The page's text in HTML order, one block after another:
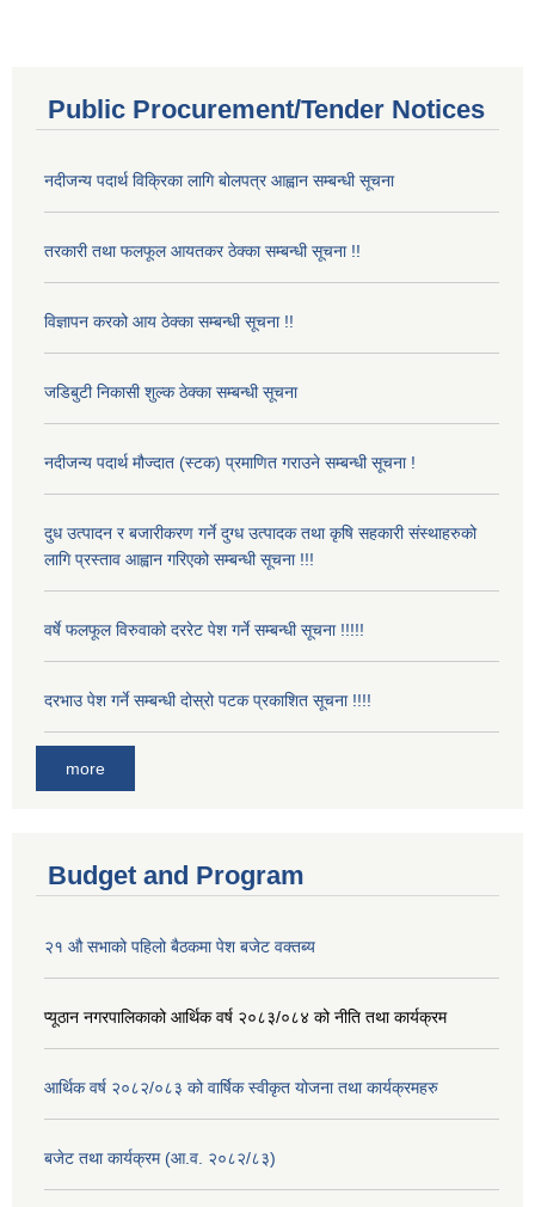
Public Procurement/Tender Notices
नदीजन्य पदार्थ विक्रिका लागि बोलपत्र आह्वान सम्बन्धी सूचना
तरकारी तथा फलफूल आयतकर ठेक्का सम्बन्धी सूचना !!
विज्ञापन करको आय ठेक्का सम्बन्धी सूचना !!
जडिबुटी निकासी शुल्क ठेक्का सम्बन्धी सूचना
नदीजन्य पदार्थ मौज्दात (स्टक) प्रमाणित गराउने सम्बन्धी सूचना !
दुध उत्पादन र बजारीकरण गर्ने दुग्ध उत्पादक तथा कृषि सहकारी संस्थाहरुको
लागि प्रस्ताव आह्वान गरिएको सम्बन्धी सूचना !!!
वर्षे फलफूल विरुवाको दररेट पेश गर्ने सम्बन्धी सूचना !!!!!
दरभाउ पेश गर्ने सम्बन्धी दोस्रो पटक प्रकाशित सूचना !!!!
more
Budget and Program
२१ औ सभाको पहिलो बैठकमा पेश बजेट वक्तब्य
प्यूठान नगरपालिकाको आर्थिक वर्ष २०८३/०८४ को नीति तथा कार्यक्रम
आर्थिक वर्ष २०८२/०८३ को वार्षिक स्वीकृत योजना तथा कार्यक्रमहरु
बजेट तथा कार्यक्रम (आ.व. २०८२/८३)